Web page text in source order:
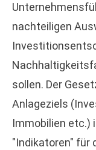
nachteiligen
sollen. Der
Anlageziels
Immobilien etc.)
"Indikatoren" für